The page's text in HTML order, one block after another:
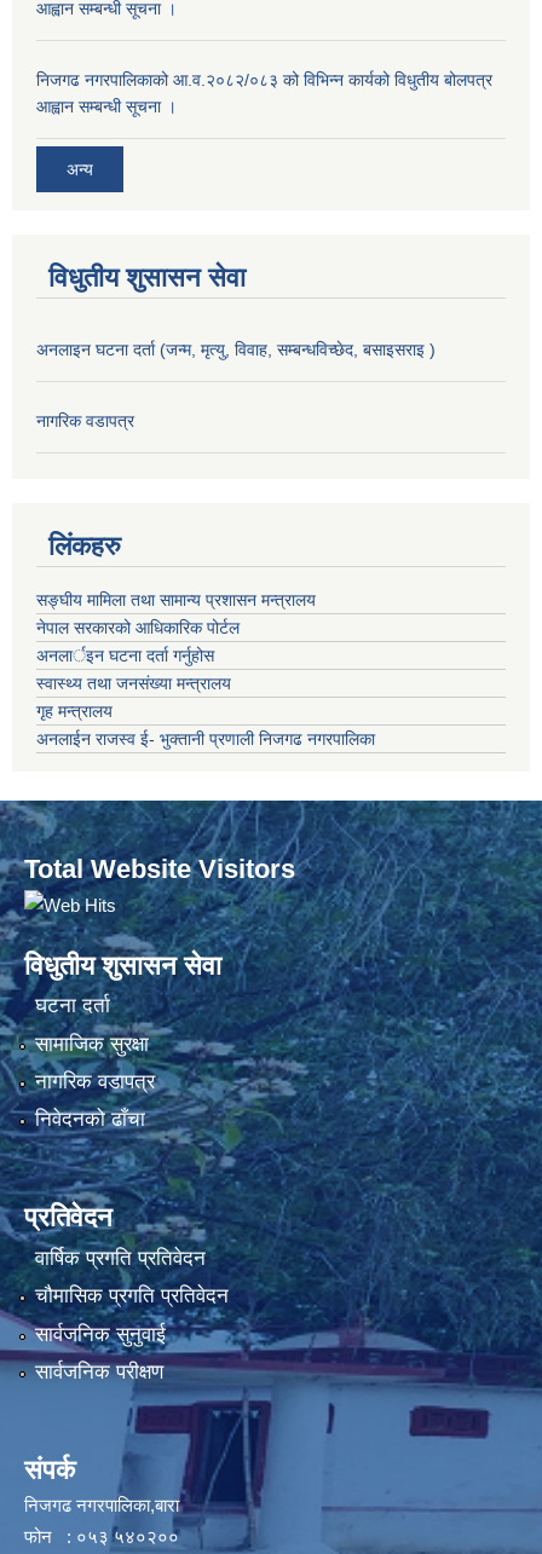
आह्वान सम्बन्धी सूचना ।
निजगढ नगरपालिकाको आ.व.२०८२/०८३ को विभिन्न कार्यको विधुतीय बोलपत्र
आह्वान सम्बन्धी सूचना ।
अन्य
विधुतीय शुसासन सेवा
अनलाइन घटना दर्ता (जन्म, मृत्यु, विवाह, सम्बन्धविच्छेद, बसाइसराइ )
नागरिक वडापत्र
लिंकहरु
सङ्‍घीय मामिला तथा सामान्य प्रशासन मन्त्रालय
नेपाल सरकारको आधिकारिक पोर्टल
अनलार्इन घटना दर्ता गर्नुहोस
स्वास्थ्य तथा जनसंख्या मन्त्रालय
गृह मन्त्रालय
अनलाईन राजस्व ई- भुक्तानी प्रणाली निजगढ नगरपालिका
Total Website Visitors
विधुतीय शुसासन सेवा
घटना दर्ता
सामाजिक सुरक्षा
नागरिक वडापत्र
निवेदनको ढाँचा
प्रतिवेदन
वार्षिक प्रगति प्रतिवेदन
चौमासिक प्रगति प्रतिवेदन
सार्वजनिक सुनुवाई
सार्वजनिक परीक्षण
संपर्क
निजगढ नगरपालिका,बारा
फोन : ०५३ ५४०२००